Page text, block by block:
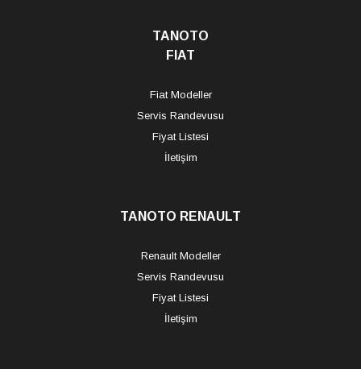
TANOTO
FIAT
Fiat Modeller
Servis Randevusu
Fiyat Listesi
İletişim
TANOTO RENAULT
Renault Modeller
Servis Randevusu
Fiyat Listesi
İletişim